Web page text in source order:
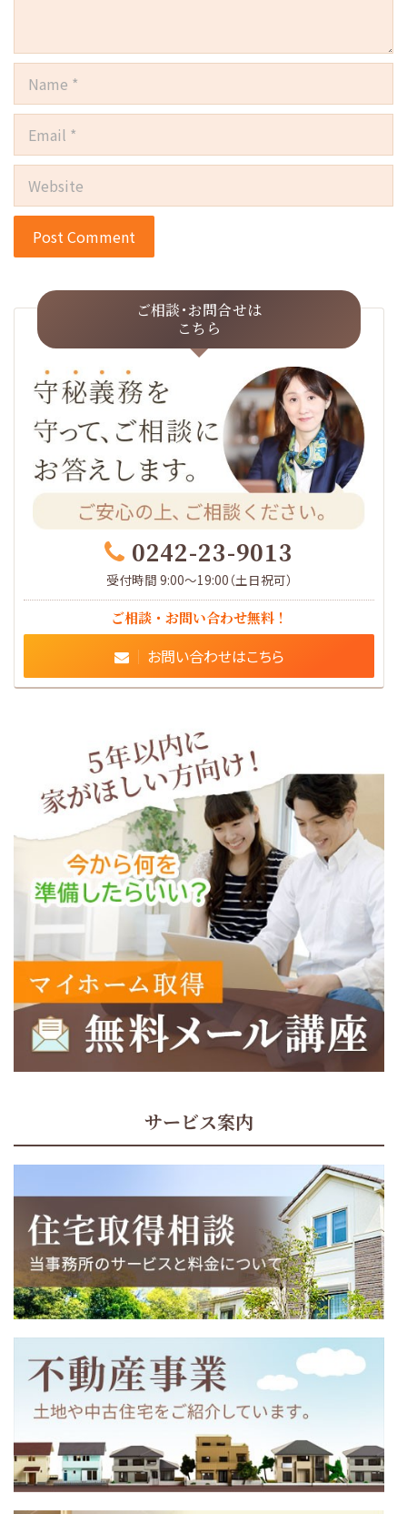
Name
Email
Website
ご相談･お問合せは
こちら
0242-23-9013
受付時間 9:00～19:00（土日祝可）
ご相談・お問い合わせ無料！
お問い合わせはこちら
サービス案内